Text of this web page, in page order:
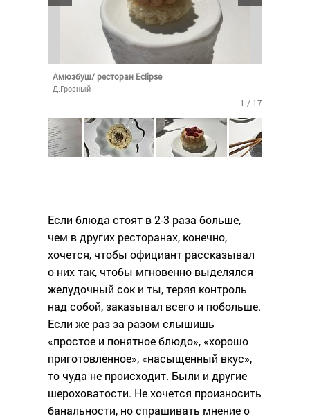
Амюзбуш/ ресторан Eclipse
Д.Грозный
1 / 17
Если блюда стоят в 2-3 раза больше,
чем в других ресторанах, конечно,
хочется, чтобы официант рассказывал
о них так, чтобы мгновенно выделялся
желудочный сок и ты, теряя контроль
над собой, заказывал всего и побольше.
Если же раз за разом слышишь
«простое и понятное блюдо», «хорошо
приготовленное», «насыщенный вкус»,
то чуда не происходит. Были и другие
шероховатости. Не хочется произносить
банальности, но спрашивать мнение о